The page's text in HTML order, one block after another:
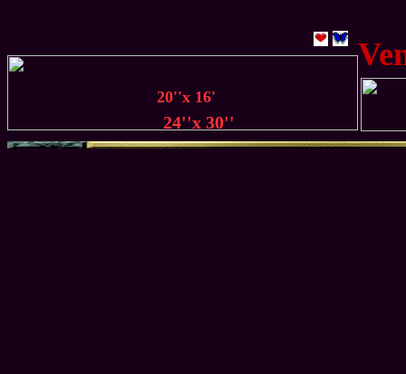
24''x 30''
20''x 16'